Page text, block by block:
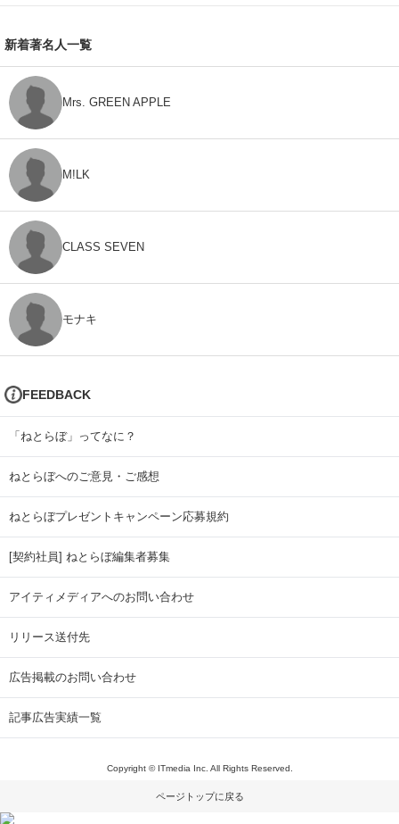
新着著名人一覧
Mrs. GREEN APPLE
M!LK
CLASS SEVEN
モナキ
FEEDBACK
「ねとらぼ」ってなに？
ねとらぼへのご意見・ご感想
ねとらぼプレゼントキャンペーン応募規約
[契約社員] ねとらぼ編集者募集
アイティメディアへのお問い合わせ
リリース送付先
広告掲載のお問い合わせ
記事広告実績一覧
Copyright © ITmedia Inc. All Rights Reserved.
ページトップに戻る